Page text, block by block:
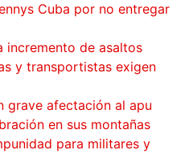
Cuba por no entregar
incremento de asaltos
y transportistas exigen
grave afectación al apu
en sus montañas
para militares y